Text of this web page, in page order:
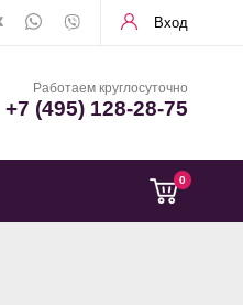
Вход
Работаем круглосуточно
+7 (495) 128-28-75
0